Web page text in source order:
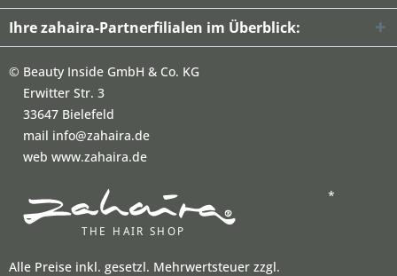
Ihre zahaira-Partnerfilialen im Überblick:
© Beauty Inside GmbH & Co. KG
Erwitter Str. 3
33647 Bielefeld
mail info@zahaira.de
web www.zahaira.de
*
Alle Preise inkl. gesetzl. Mehrwertsteuer zzgl.